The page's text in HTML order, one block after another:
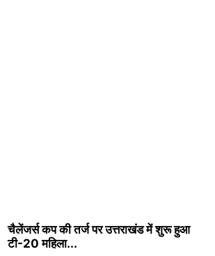
चैलेंजर्स कप की तर्ज पर उत्तराखंड में शुरू हुआ
टी-20 महिला...